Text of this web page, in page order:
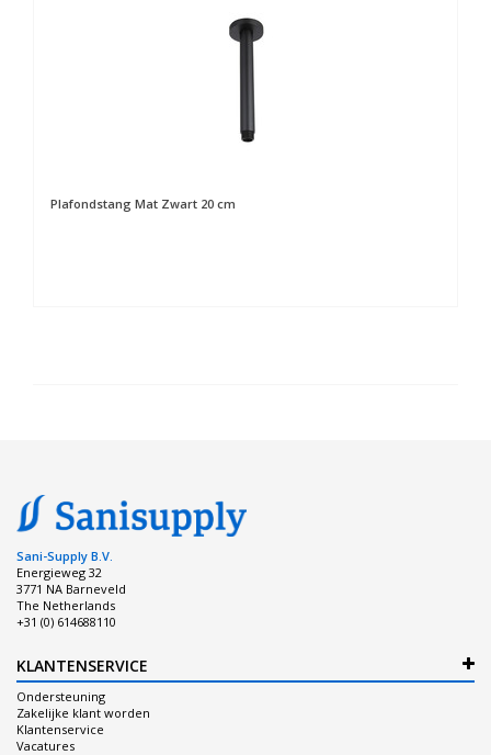
Plafondstang Mat Zwart 20 cm
Sani-Supply B.V.
Energieweg 32
3771 NA Barneveld
The Netherlands
+31 (0) 614688110
KLANTENSERVICE
Ondersteuning
Zakelijke klant worden
Klantenservice
Vacatures